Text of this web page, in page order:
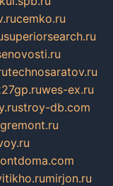
cemko.ru
superiorsearch.ru
technosaratov.ru
wes-ex.ru
stroy-db.com
mirjon.ru